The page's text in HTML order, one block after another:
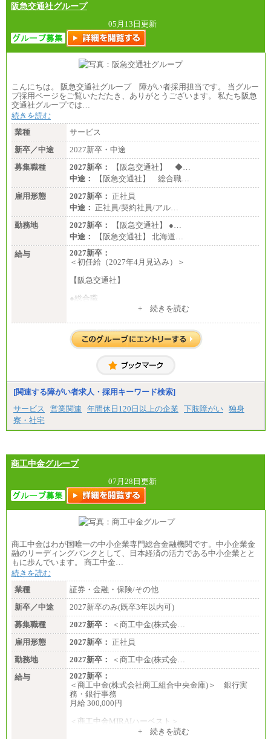
阪急交通社グループ
05月13日更新
こんにちは。 阪急交通社グループ 障がい者採用担当です。 当グルー
プ採用ページをご覧いただたき、ありがとうございます。 私たち阪急
交通社グループでは…
続きを読む
業種
サービス
新卒／中途
2027新卒・中途
募集職種
2027新卒：
【阪急交通社】 ◆…
中途：
【阪急交通社】 総合職…
雇用形態
2027新卒： 正社員
中途： 正社員/契約社員/アル…
勤務地
2027新卒：
【阪急交通社】 ●…
中途：
【阪急交通社】 北海道…
給与
2027新卒：
＜初任給（2027年4月見込み）＞
【阪急交通社】
●総合職
(※3)、239,000円(※4)、237,000円（※5）
・専門・短大卒
(※3)、218,500円(※4)、216,500円（※5）
※1…東京都、埼玉県、千葉県、神奈川県
※2…大阪府、京都府、兵庫県、滋賀県
※3…愛知県、静岡県
※4…北海道、宮城県、栃木県、群馬県、長野県、新
県、福島県、山形県
・月給には一律地域手当を含んだ金額を表示
（一律地域手当：※1…36,000円、※2…33,000円、
※3…28,000円、※4…25,000円、※5…23,000円）
・試用期間中も給与変更なし
●基幹職（地域限定社員）
・大学・院卒／月給185,000 円～219,000 円 ※勤務地
〈東京・神奈川〉219,000 円
〈大阪・兵庫〉209,000 円
〈愛知〉194,500 円 〈福岡〉1
・専門・短大卒／月給185,000 円～210,000 円 ※勤務
地により異なる。
〈東京・神奈川〉210,000 円
〈大阪・兵庫〉200,000 円
〈愛知〉194,500 円 〈福
岡〉185,000円
※基本給のみ（地域手当なし）
※試用期間中も給与変更なし
中途：
【阪急交通社】
◆正社員/総合職
月給250,000円～(※1)、247,000円～(※2)、242,000円
～(※3)、239,000円～(※4)、237,000円～（※5）
・月給は一律地域手当を含んだ金額を表示
（※1…36,000円、※2…33,000円、※3…28,000円、
※4…25,000円、※5…23,000円）
+ 続きを読む
[関連する障がい者求人・採用キーワード検索]
サービス
営業関連 年間休日120日以上の企業 下肢障がい 独身
寮・社宅
商工中金グループ
07月28日更新
商工中金はわが国唯一の中小企業専門総合金融機関です。中小企業金
融のリーディングバンクとして、日本経済の活力である中小企業とと
もに歩んでいます。 商工中金…
続きを読む
業種
証券・金融・保険/その他
新卒／中途
2027新卒のみ(既卒3年以内可)
募集職種
2027新卒：
＜商工中金(株式会…
雇用形態
2027新卒： 正社員
勤務地
2027新卒：
＜商工中金(株式会…
給与
2027新卒：
＜商工中金(株式会社商工組合中央金庫)＞ 銀行実
務・銀行事務
月給 300,000円
＜商工中金MIRAIハーベスト＞
+ 続きを読む